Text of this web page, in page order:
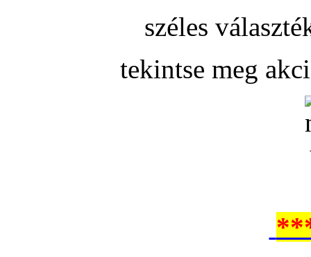
széles
tekintse meg